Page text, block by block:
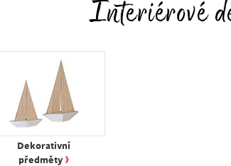
Interiérové
Dekorativní
předměty ›